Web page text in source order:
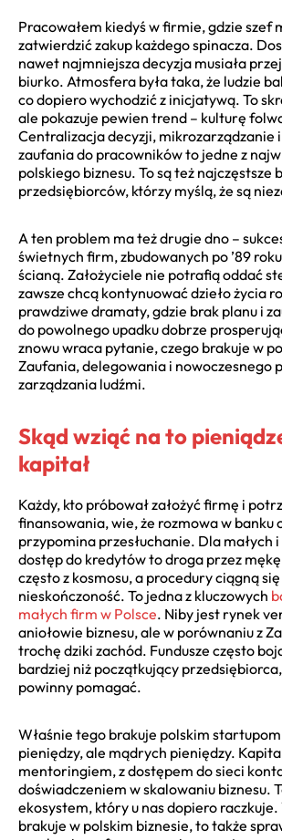
Pracowałem kiedyś w firmie, gdzie szef
zatwierdzić zakup każdego spinacza.
nawet najmniejsza decyzja musiała
biurko. Atmosfera była taka, że ludzie
co dopiero wychodzić z inicjatywą. To
ale pokazuje pewien trend – kulturę
Centralizacja decyzji, mikrozarządzanie
zaufania do pracowników to jedne z
polskiego biznesu. To są też najczęstsze
przedsiębiorców, którzy myślą, że są
A ten problem ma też drugie dno –
świetnych firm, zbudowanych po ’89
ścianą. Założyciele nie potrafią oddać
zawsze chcą kontynuować dzieło życia
prawdziwe dramaty, gdzie brak planu i
do powolnego upadku dobrze
znowu wraca pytanie, czego brakuje w
Zaufania, delegowania i nowoczesnego
zarządzania ludźmi.
Skąd wziąć na to
kapitał
Każdy, kto próbował założyć firmę i
finansowania, wie, że rozmowa w banku
przypomina przesłuchanie. Dla małych
dostęp do kredytów to droga przez
często z kosmosu, a procedury ciągną
nieskończoność. To jedna z kluczowych
małych firm w Polsce. Niby jest rynek
aniołowie biznesu, ale w porównaniu z
trochę dziki zachód. Fundusze często
bardziej niż początkujący
powinny pomagać.
Właśnie tego brakuje polskim
pieniędzy, ale mądrych pieniędzy.
mentoringiem, z dostępem do sieci
doświadczeniem w skalowaniu biznesu.
ekosystem, który u nas dopiero
brakuje w polskim biznesie, to także